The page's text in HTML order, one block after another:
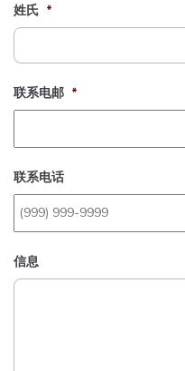
姓氏 *
联系电邮 *
联系电话
信息